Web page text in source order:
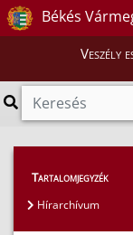
Békés
Veszély
Híreink > Hírek
Tartalomjegyzék
Hírarchívum